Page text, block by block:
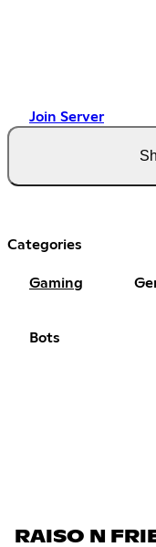
Join Server
Categories
Gaming
Bots
RAISO N